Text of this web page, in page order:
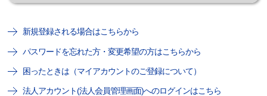
新規登録される場合はこちらから
パスワードを忘れた方・変更希望の方はこちらから
困ったときは（マイアカウントのご登録について）
法人アカウント(法人会員管理画面)へのログインはこちら